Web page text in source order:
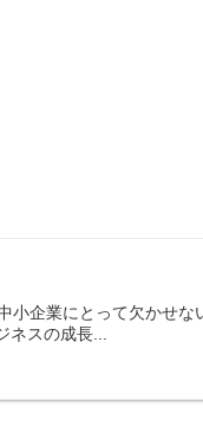
企業にとって欠かせな
スの成長...